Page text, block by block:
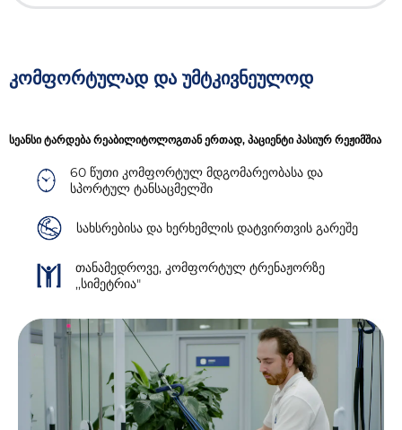
კომფორტულად და უმტკივნეულოდ
სეანსი ტარდება რეაბილიტოლოგთან ერთად, პაციენტი პასიურ რეჟიმშია
60 წუთი კომფორტულ მდგომარეობასა და
სპორტულ ტანსაცმელში
სახსრებისა და ხერხემლის დატვირთვის გარეშე
თანამედროვე, კომფორტულ ტრენაჟორზე
,,სიმეტრია"